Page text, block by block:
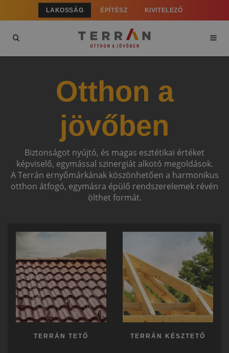
LAKOSSÁG ÉPÍTÉSZ KIVITELEZŐ
Otthon a
jövőben
Biztonságot nyújtó, és magas esztétikai értéket
képviselő, egymással szinergiát alkotó megoldások.
A Terrán ernyőmárkának köszönhetően a harmonikus
otthon átfogó, egymásra épülő rendszerelemek révén
ölthet formát.
TERRÁN TETŐ TERRÁN KÉSZTETŐ